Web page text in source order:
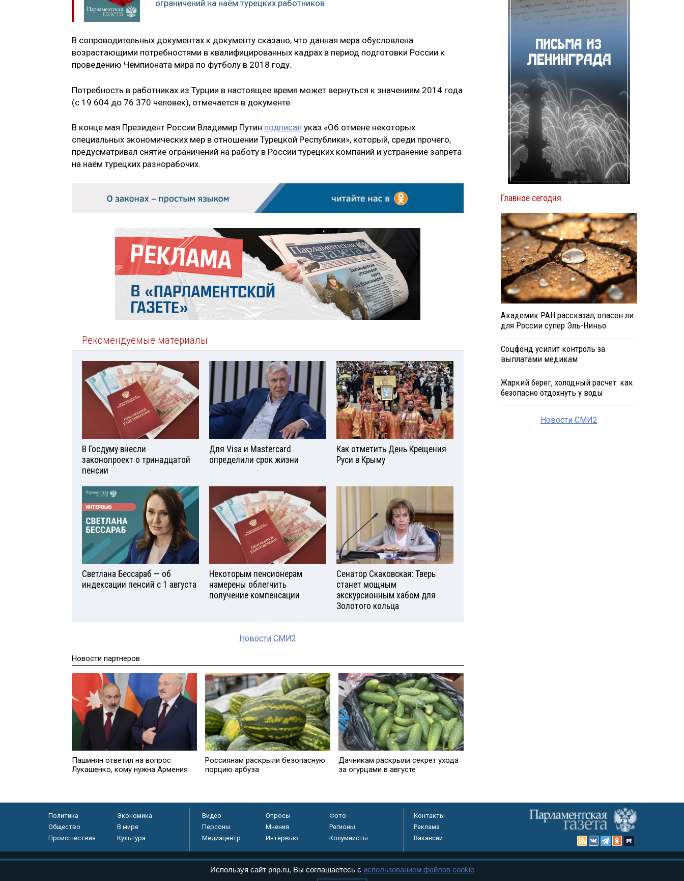
ограничений на наём турецких работников
В сопроводительных документах к документу сказано, что данная мера обусловлена
возрастающими потребностями в квалифицированных кадрах в период подготовки России к
проведению Чемпионата мира по футболу в 2018 году.
Потребность в работниках из Турции в настоящее время может вернуться к значениям 2014 года
(с 19 604 до 76 370 человек), отмечается в документе.
В конце мая Президент России Владимир Путин подписал указ «Об отмене некоторых
специальных экономических мер в отношении Турецкой Республики», который, среди прочего,
предусматривал снятие ограничений на работу в России турецких компаний и устранение запрета
на наём турецких разнорабочих.
Рекомендуемые материалы
В Госдуму внесли
законопроект о тринадцатой
пенсии
Для Visа и Mastercard
определили срок жизни
Как отметить День Крещения
Руси в Крыму
Светлана Бессараб — об
индексации пенсий с 1 августа
Некоторым пенсионерам
намерены облегчить
получение компенсации
Сенатор Скаковская: Тверь
станет мощным
экскурсионным хабом для
Золотого кольца
Новости СМИ2
Новости партнеров
Пашинян ответил на вопрос
Лукашенко, кому нужна Армения
Россиянам раскрыли безопасную
порцию арбуза
Дачникам раскрыли секрет ухода
за огурцами в августе
Главное сегодня
Академик РАН рассказал, опасен ли
для России супер Эль-Ниньо
Соцфонд усилит контроль за
выплатами медикам
Жаркий берег, холодный расчет: как
безопасно отдохнуть у воды
Новости СМИ2
Политика
Экономика
Общество
В мире
Происшествия
Культура
Видео Опросы
Фото
Персоны
Мнения
Регионы
Медиацентр
Интервью Колумнисты
Контакты
Реклама
Вакансии
Используя сайт pnp.ru, Вы соглашаетесь с использованием файлов cookie